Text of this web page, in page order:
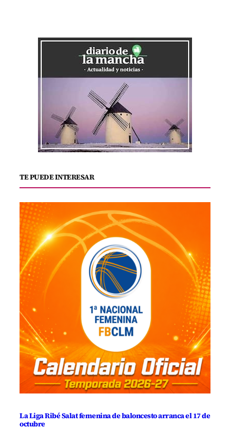
TE PUEDE INTERESAR
La Liga Ribé Salat femenina de baloncesto arranca el 17 de
octubre